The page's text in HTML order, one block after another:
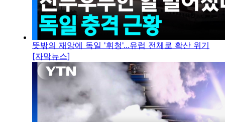
뜻밖의 재앙에 독일 '휘청'...유럽 전체로 확산 위기
[자막뉴스]